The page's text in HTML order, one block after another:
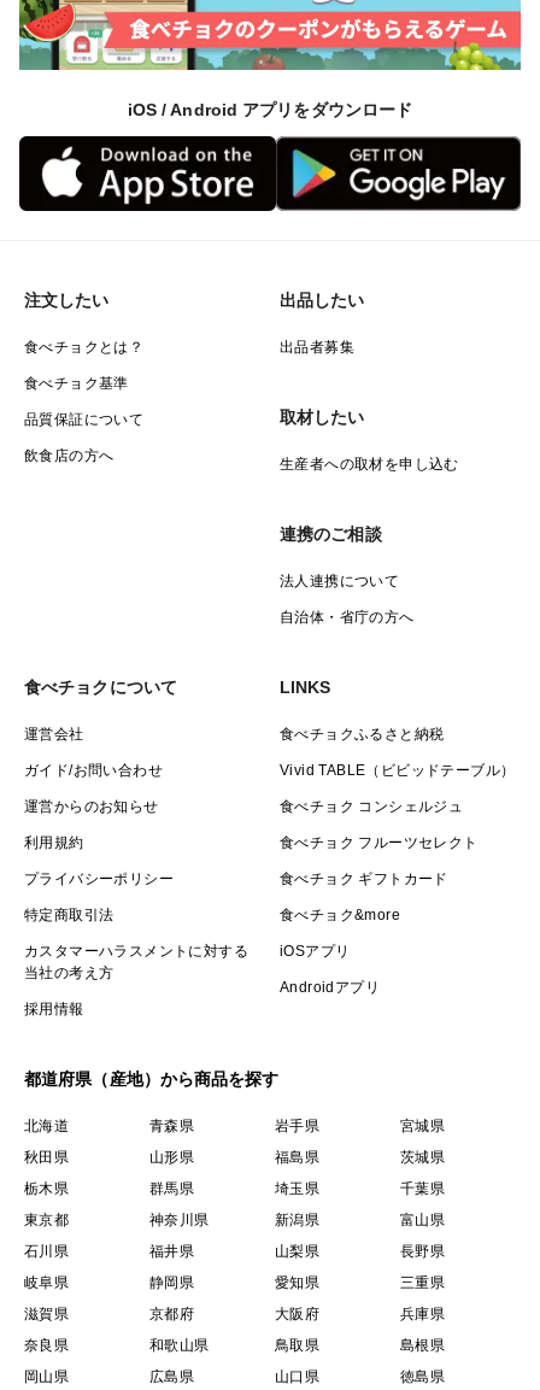
iOS / Android アプリをダウンロード
注文したい
食べチョクとは？
食べチョク基準
品質保証について
飲食店の方へ
出品したい
出品者募集
取材したい
生産者への取材を申し込む
連携のご相談
法人連携について
自治体・省庁の方へ
食べチョクについて
運営会社
ガイド/お問い合わせ
運営からのお知らせ
利用規約
プライバシーポリシー
特定商取引法
カスタマーハラスメントに対する
当社の考え方
採用情報
LINKS
食べチョクふるさと納税
Vivid TABLE（ビビッドテーブル）
食べチョク コンシェルジュ
食べチョク フルーツセレクト
食べチョク ギフトカード
食べチョク&more
iOSアプリ
Androidアプリ
都道府県（産地）から商品を探す
北海道 青森県 岩手県
宮城県
秋田県
山形県 福島県
茨城県
栃木県
群馬県 埼玉県
千葉県
東京都
神奈川県 新潟県
富山県
石川県
福井県 山梨県
長野県
岐阜県
静岡県 愛知県
三重県
滋賀県
京都府 大阪府
兵庫県
奈良県
和歌山県 鳥取県
島根県
岡山県
広島県 山口県 徳島県